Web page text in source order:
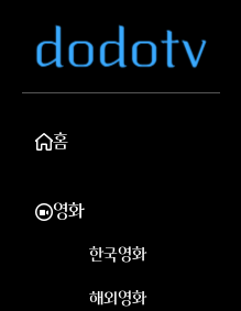
홈
영화
한국영화
해외영화